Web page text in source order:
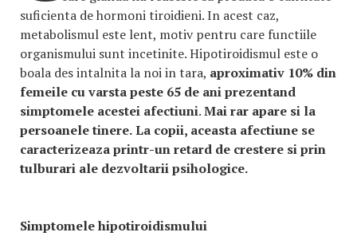
suficienta de hormoni tiroidieni. In acest caz,
metabolismul este lent, motiv pentru care functiile
organismului sunt incetinite. Hipotiroidismul este o
boala des intalnita la noi in tara, aproximativ 10% din
femeile cu varsta peste 65 de ani prezentand
simptomele acestei afectiuni.Mai rar apare si la
persoanele tinere.La copii, aceasta afectiune se
caracterizeaza printr-un retard de crestere si prin
tulburari ale dezvoltarii psihologice.
Simptomele hipotiroidismului